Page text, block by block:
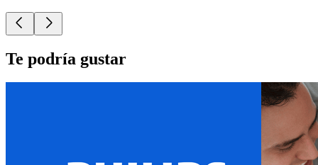
Te podría gustar